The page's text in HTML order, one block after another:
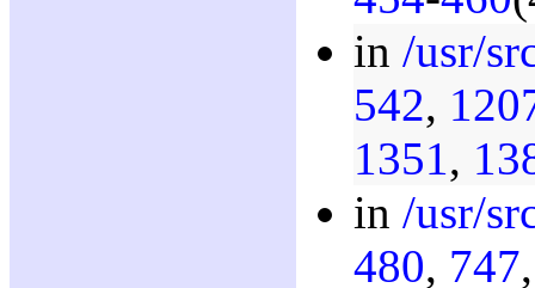
in /usr/
542,
1351,
in /usr/
480, 747